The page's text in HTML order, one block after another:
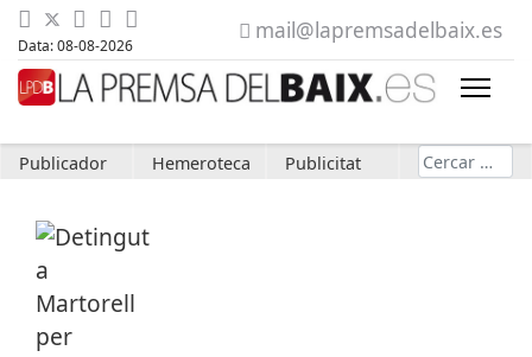
Data: 08-08-2026
mail@lapremsadelbaix.es
Publicador Hemeroteca Publicitat Cerca